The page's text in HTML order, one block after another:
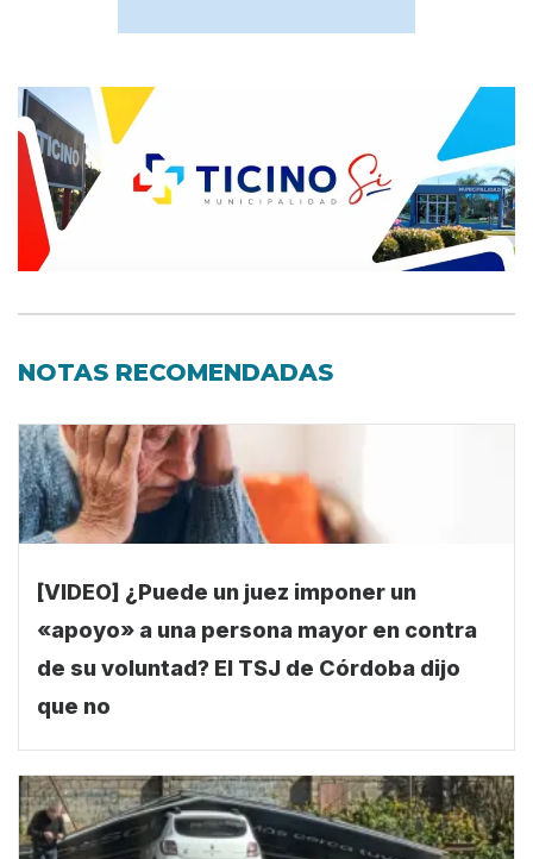
NOTAS RECOMENDADAS
[VIDEO] ¿Puede un juez imponer un
«apoyo» a una persona mayor en contra
de su voluntad? El TSJ de Córdoba dijo
que no